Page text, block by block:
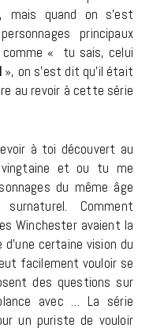
mais quand on s’est
principaux
« tu sais, celui
», on s’est dit qu’il était
au revoir à cette série
à toi découvert au
et ou tu me
du même âge
Comment
Winchester avaient la
certaine vision du
facilement vouloir se
des questions sur
avec … La série
un puriste de vouloir